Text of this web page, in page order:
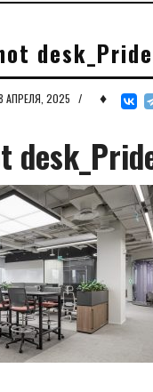
АПРЕЛЯ, 2025 / ♦